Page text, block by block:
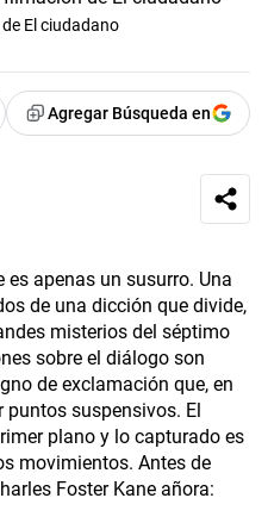
El ciudadano
Agregar Búsqueda en
apenas un susurro. Una
de una dicción que divide,
misterios del séptimo
sobre el diálogo son
de exclamación que, en
suspensivos. El
plano y lo capturado es
movimientos. Antes de
Foster Kane añora: